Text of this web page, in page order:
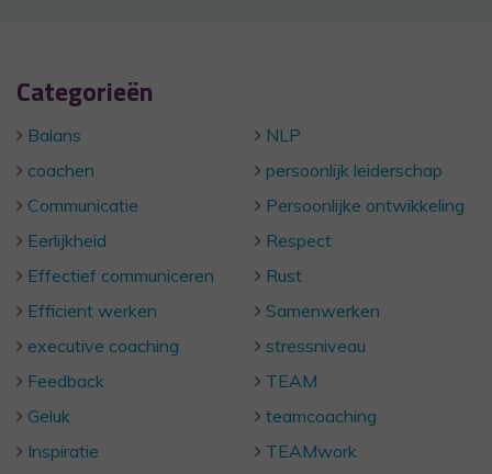
Categorieën
Balans
coachen
Communicatie
Eerlijkheid
Effectief communiceren
Efficient werken
executive coaching
Feedback
Geluk
Inspiratie
NLP
persoonlijk leiderschap
Persoonlijke ontwikkeling
Respect
Rust
Samenwerken
stressniveau
TEAM
teamcoaching
TEAMwork